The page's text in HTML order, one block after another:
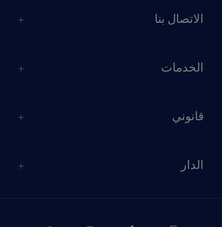
الاتصال بنا
الخدمات
قانوني
الدار